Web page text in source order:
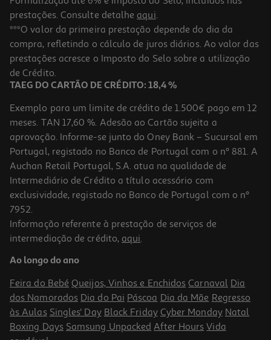
4.0
Pasta De Dentes Sensibilidade & Gengivas Branqueadora
Sensodyne 75ml
46.53 €/Lt
Price reduced from
3,98 €to
3,49 €
Promoção
Pasta De Dentes Proteção Diária Sensodyne 75ml
40 €/Lt
3,00 €
prestações. Consulte detalhe aqui.
***O valor da primeira prestação depende do dia da
compra, refletindo o cálculo de juros diários. Ao valor das
prestações acresce o Imposto do Selo sobre a utilização
de Crédito.
TAEG DO CARTÃO DE CRÉDITO: 18,4 %
Exemplo para um limite de crédito de 1.500€ pago em 12
meses. TAN 17,60 %. Adesão ao Cartão sujeita a
aprovação. Informe-se junto do Oney Bank – Sucursal em
Portugal, registado no Banco de Portugal com o nº 881. A
Auchan Retail Portugal, S.A. atua na qualidade de
Intermediário de Crédito a título acessório com
exclusividade, registado no Banco de Portugal com o nº
7952.
Informação referente à prestação de serviços de
intermediação de crédito, aqui.
Ao longo do ano
Feira do Bebé Queijos, Vinhos e Enchidos Carnaval Dia
dos Namorados Dia do Pai Páscoa Dia da Mãe Regresso
às Aulas Singles' Day Black Friday Cyber Monday Natal
Boxing Days Samsung Unpacked After Hours Vida